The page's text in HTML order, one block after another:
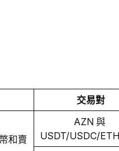
交易對
和賣
AZN 與
USDT/USDC/